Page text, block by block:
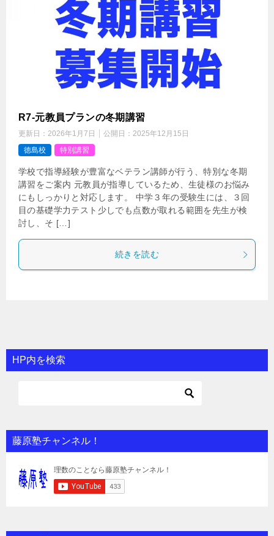
R7-元教員プランの冬期講習
更新日： 2026年1月7日 公開日： 2025年12月15日
徳島校
特別講習
学校で指導経験が豊富なベテラン講師が行う、特別な冬期
講習をご案内 元教員が指導しているため、生徒様のお悩み
にもしっかりと対応します。 中学３年の受験生には、３回
目の基礎学力テスト少しでも点数が取れる範囲を先生が検
討し、そ […]
続きを読む
HP内を検索
藤原塾チャンネル！